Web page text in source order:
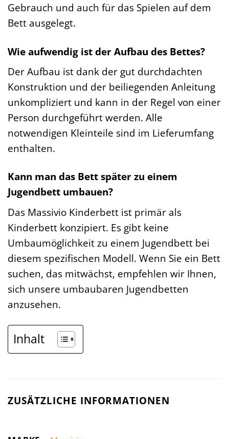
Gebrauch und auch für das Spielen auf dem
Bett ausgelegt.
Wie aufwendig ist der Aufbau des Bettes?
Der Aufbau ist dank der gut durchdachten
Konstruktion und der beiliegenden Anleitung
unkompliziert und kann in der Regel von einer
Person durchgeführt werden. Alle
notwendigen Kleinteile sind im Lieferumfang
enthalten.
Kann man das Bett später zu einem
Jugendbett umbauen?
Das Massivio Kinderbett ist primär als
Kinderbett konzipiert. Es gibt keine
Umbaumöglichkeit zu einem Jugendbett bei
diesem spezifischen Modell. Wenn Sie ein Bett
suchen, das mitwächst, empfehlen wir Ihnen,
sich unsere umbaubaren Jugendbetten
anzusehen.
Inhalt
ZUSÄTZLICHE INFORMATIONEN